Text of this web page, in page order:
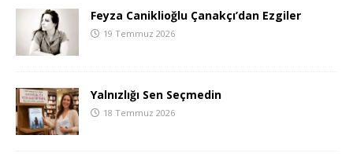
Feyza Caniklioğlu Çanakçı’dan Ezgiler
19 Temmuz 2026
Yalnızlığı Sen Seçmedin
18 Temmuz 2026